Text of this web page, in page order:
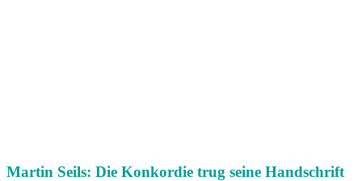
Martin Seils: Die Konkordie trug seine Handschrift